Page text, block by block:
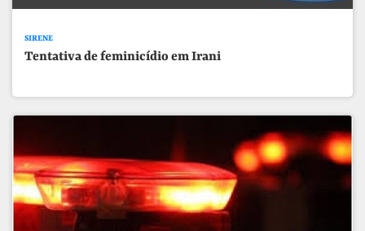
SIRENE
Tentativa de feminicídio em Irani